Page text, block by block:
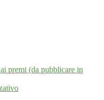
premi (da pubblicare in